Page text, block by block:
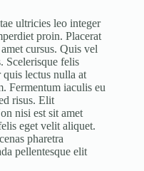
ultricies leo integer
proin. Placerat
cursus. Quis vel
Scelerisque felis
lectus nulla at
Fermentum iaculis eu
risus. Elit
nisi est sit amet
eget velit aliquet.
pharetra
pellentesque elit